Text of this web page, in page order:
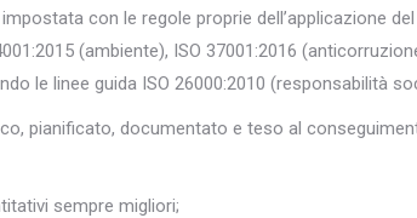
con le regole proprie dell’applicazione
(ambiente), ISO 37001:2016
le linee guida ISO 26000:2010 (responsabilità
pianificato, documentato e teso al
sempre migliori;